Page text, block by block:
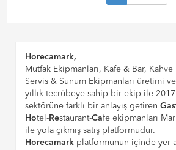
Horecamark,
Mutfak Ekipmanları, Kafe & Bar, Kahve
Servis & Sunum Ekipmanları üretimi
yıllık tecrübeye sahip bir ekip ile 2017
sektörüne farklı bir anlayış getiren
Hotel-Restaurant-Cafe ekipmanları
ile yola çıkmış satış platformudur.
Horecamark platformunun içinde yer